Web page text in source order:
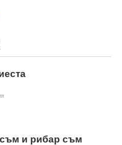
и рибар съм